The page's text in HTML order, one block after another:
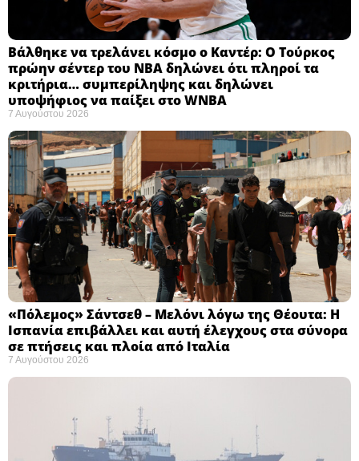
Βάλθηκε να τρελάνει κόσμο ο Καντέρ: Ο Τούρκος
πρώην σέντερ του NBA δηλώνει ότι πληροί τα
κριτήρια… συμπερίληψης και δηλώνει
υποψήφιος να παίξει στο WNBA
7 Αυγούστου 2026
«Πόλεμος» Σάντσεθ – Μελόνι λόγω της Θέουτα: Η
Ισπανία επιβάλλει και αυτή έλεγχους στα σύνορα
σε πτήσεις και πλοία από Ιταλία
7 Αυγούστου 2026